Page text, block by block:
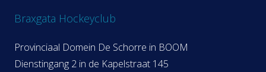
Braxgata Hockeyclub
Provinciaal Domein De Schorre in BOOM
Dienstingang 2 in de Kapelstraat 145